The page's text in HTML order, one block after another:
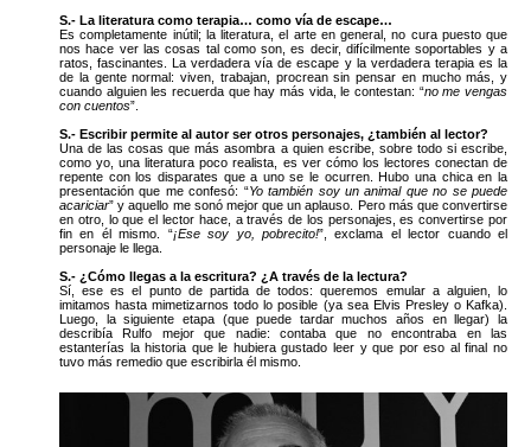
S.- La literatura como terapia… como vía de escape…
Es completamente inútil; la literatura, el arte en general, no cura puesto que
nos hace ver las cosas tal como son, es decir, difícilmente soportables y a
ratos, fascinantes. La verdadera vía de escape y la verdadera terapia es la
de la gente normal: viven, trabajan, procrean sin pensar en mucho más, y
cuando alguien les recuerda que hay más vida, le contestan: “no me vengas
con cuentos”.
S.- Escribir permite al autor ser otros personajes, ¿también al lector?
Una de las cosas que más asombra a quien escribe, sobre todo si escribe,
como yo, una literatura poco realista, es ver cómo los lectores conectan de
repente con los disparates que a uno se le ocurren. Hubo una chica en la
presentación que me confesó: “Yo también soy un animal que no se puede
acariciar” y aquello me sonó mejor que un aplauso. Pero más que convertirse
en otro, lo que el lector hace, a través de los personajes, es convertirse por
fin en él mismo. “¡Ese soy yo, pobrecito!”, exclama el lector cuando el
personaje le llega.
S.- ¿Cómo llegas a la escritura? ¿A través de la lectura?
Sí, ese es el punto de partida de todos: queremos emular a alguien, lo
imitamos hasta mimetizarnos todo lo posible (ya sea Elvis Presley o Kafka).
Luego, la siguiente etapa (que puede tardar muchos años en llegar) la
describía Rulfo mejor que nadie: contaba que no encontraba en las
estanterías la historia que le hubiera gustado leer y que por eso al final no
tuvo más remedio que escribirla él mismo.